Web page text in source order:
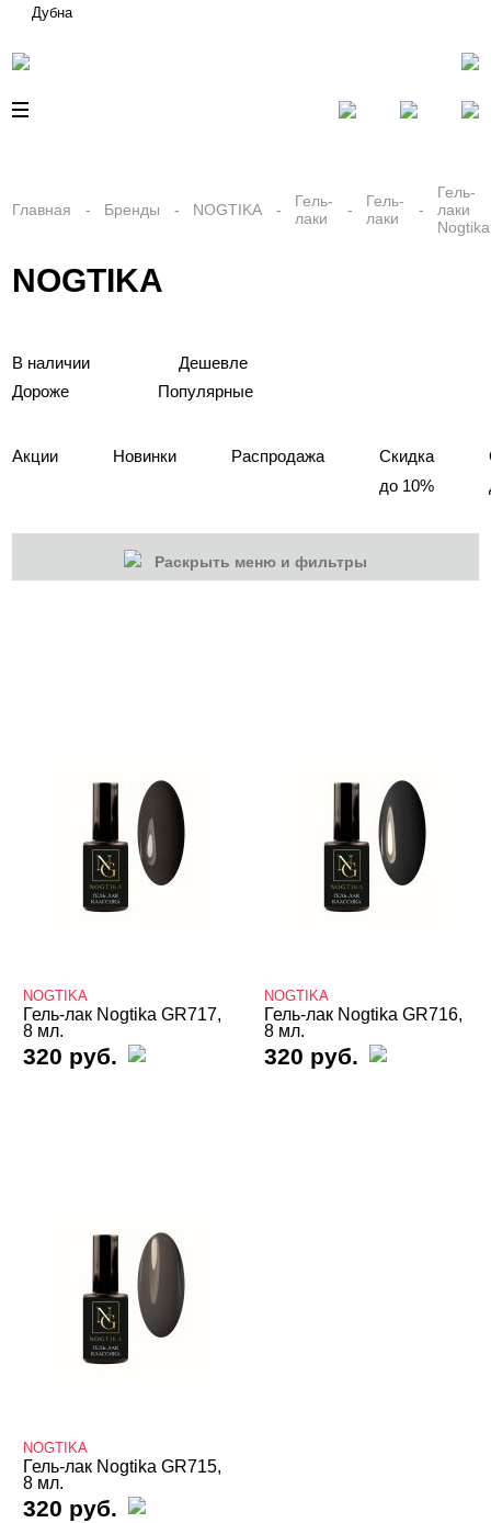
Дубна
Главная Бренды NOGTIKA
Гель-
лаки
Гель-
лаки
Гель-
лаки
Nogtika
NOGTIKA
В наличии
Дешевле
Дороже
Популярные
Акции Новинки Распродажа
Скидка
до 10%
Раскрыть меню и фильтры
Кошачий глаз NOGTIKA
Светоотражающие Nogtika
Топы
педикюра
Гель-лаки NOGTIKA серия GR
Кварц
Классические GR
Красные
Кристальные
Летнее настроение
Неон GR
Неоновые
NOGTIKA
Гель-лак Nogtika GR717,
8 мл.
320 руб.
NOGTIKA
Гель-лак Nogtika GR716,
8 мл.
320 руб.
NOGTIKA
Гель-лак Nogtika GR715,
8 мл.
320 руб.